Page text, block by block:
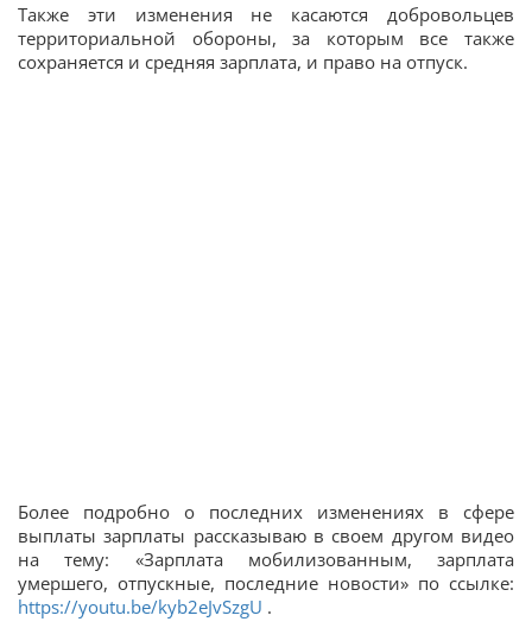
Также эти изменения не касаются добровольцев
территориальной обороны, за которым все также
сохраняется и средняя зарплата, и право на отпуск.
Более подробно о последних изменениях в сфере
выплаты зарплаты рассказываю в своем другом видео
на тему: «Зарплата мобилизованным, зарплата
умершего, отпускные, последние новости» по ссылке:
https://youtu.be/kyb2eJvSzgU .